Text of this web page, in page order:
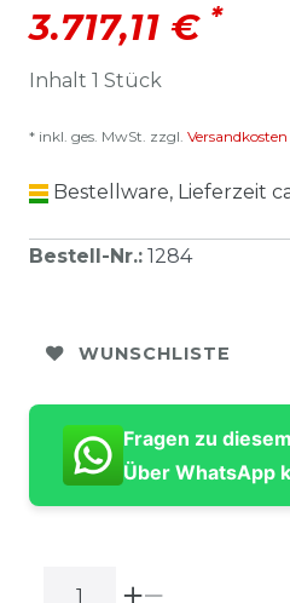
3.717,11 € *
Inhalt 1 Stück
* inkl. ges. MwSt. zzgl. Versandkosten
Bestellware, Lieferzeit
Bestell-Nr.: 1284
WUNSCHLISTE
Fragen zu
Über WhatsApp